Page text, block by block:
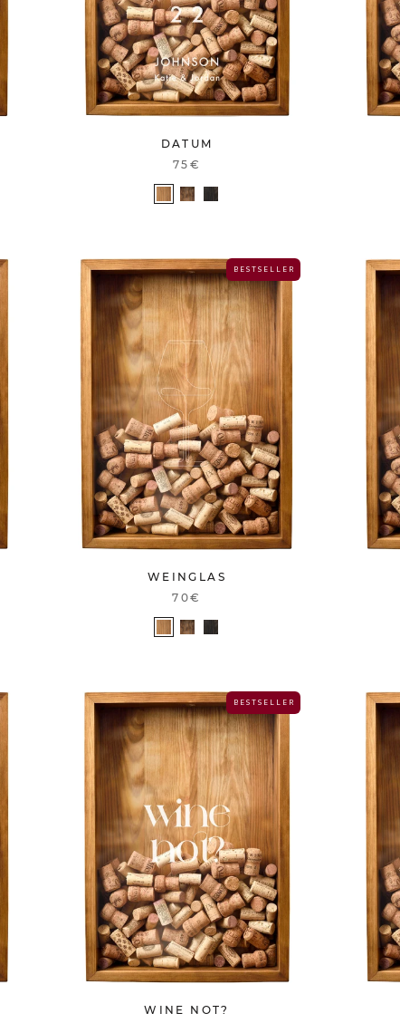
DATUM
75€
B E S T S E L L E R
WEINGLAS
70€
B E S T S E L L E R
WINE NOT?